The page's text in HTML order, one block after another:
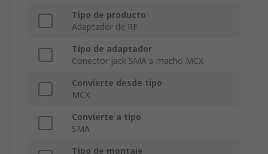
Tipo de producto
Adaptador de RF
Tipo de adaptador
Conector jack SMA a macho MCX
Convierte desde tipo
MCX
Convierte a tipo
SMA
Tipo de montaje